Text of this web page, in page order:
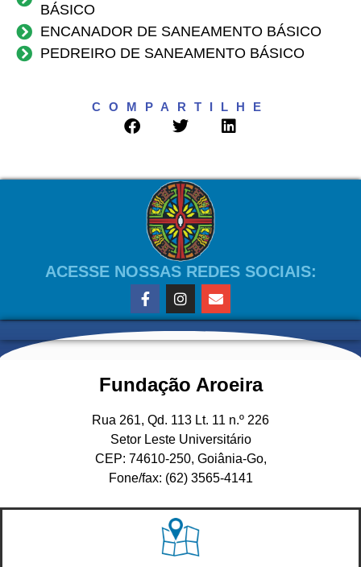
BÁSICO
ENCANADOR DE SANEAMENTO BÁSICO​
PEDREIRO DE SANEAMENTO BÁSICO
COMPARTILHE
ACESSE NOSSAS REDES SOCIAIS:
Fundação Aroeira
Rua 261, Qd. 113 Lt. 11 n.º 226
Setor Leste Universitário
CEP: 74610-250, Goiânia-Go,
Fone/fax: (62) 3565-4141